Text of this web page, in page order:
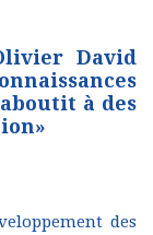
David
à des
des